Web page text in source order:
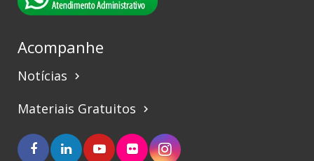
Acompanhe
Notícias keyboard_arrow_right
Materiais Gratuitos keyboard_arrow_right